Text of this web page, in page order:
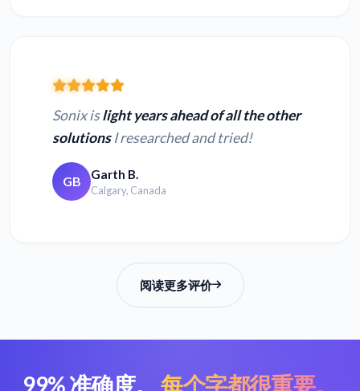
Sonix islight years ahead of all the other
solutionsI researched and tried!
GB Garth B.
Calgary, Canada
阅读更多评价
99% 准确度。 每个字都很重要。